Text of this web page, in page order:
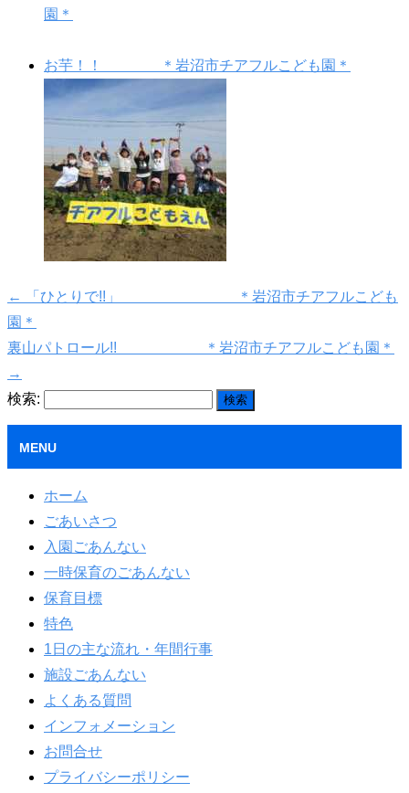
園＊
お芋！！ ＊岩沼市チアフルこども園＊
←
「ひとりで!!」 ＊岩沼市チアフルこども
園＊
裏山パトロール!! ＊岩沼市チアフルこども園＊
→
検索:
MENU
ホーム
ごあいさつ
入園ごあんない
一時保育のごあんない
保育目標
特色
1日の主な流れ・年間行事
施設ごあんない
よくある質問
インフォメーション
お問合せ
プライバシーポリシー